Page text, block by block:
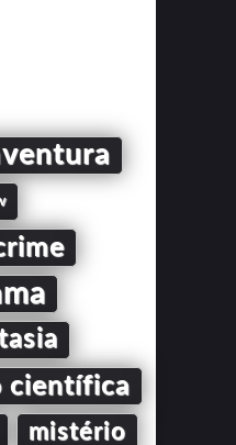
científica
mistério